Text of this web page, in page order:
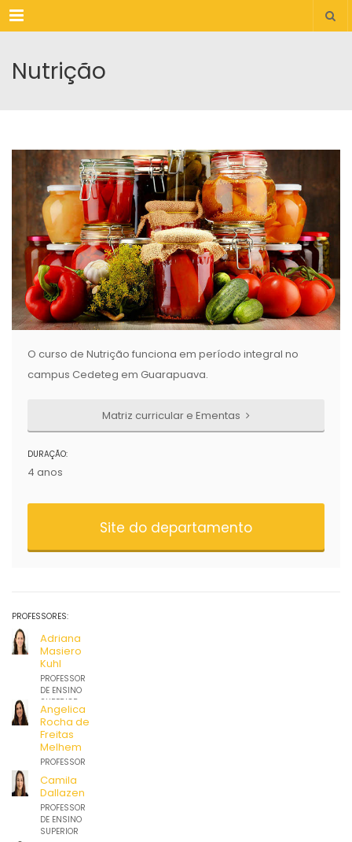
Menu
Nutrição
O curso de Nutrição funciona em período integral no
campus Cedeteg em Guarapuava.
Matriz curricular e Ementas
DURAÇÃO:
4 anos
Site do departamento
PROFESSORES:
Adriana
Masiero
Kuhl
PROFESSOR
DE ENSINO
SUPERIOR
Angelica
Rocha de
Freitas
Melhem
PROFESSOR
SUPERIOR
Camila
Dallazen
PROFESSOR
DE ENSINO
SUPERIOR